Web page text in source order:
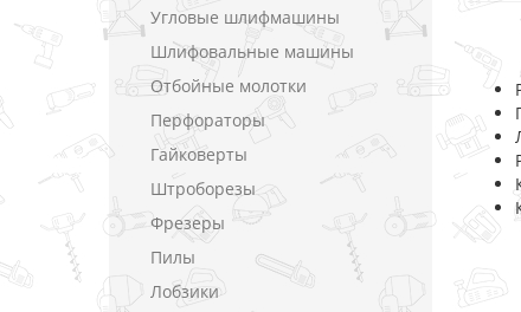
Угловые шлифмашины
Шлифовальные машины
Отбойные молотки
Перфораторы
Гайковерты
Штроборезы
Фрезеры
Пилы
Лобзики